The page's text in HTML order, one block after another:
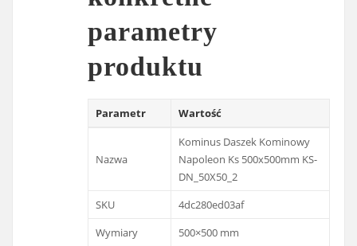
parametry
produktu
Parametr Wartość
Nazwa
Kominus Daszek Kominowy
Napoleon Ks 500x500mm KS-
DN_50X50_2
SKU
4dc280ed03af
Wymiary
500×500 mm